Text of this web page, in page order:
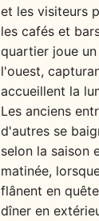
et les visiteurs
les cafés et
quartier joue
l'ouest,
accueillent la
Les anciens
d'autres se
selon la saison
matinée,
flânent en
dîner en